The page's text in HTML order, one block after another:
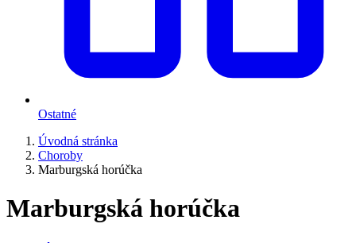
Ostatné
Úvodná stránka
Choroby
Marburgská horúčka
Marburgská horúčka